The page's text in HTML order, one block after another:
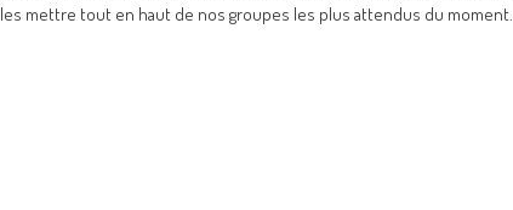
les mettre tout en haut de nos groupes les plus attendus du moment.